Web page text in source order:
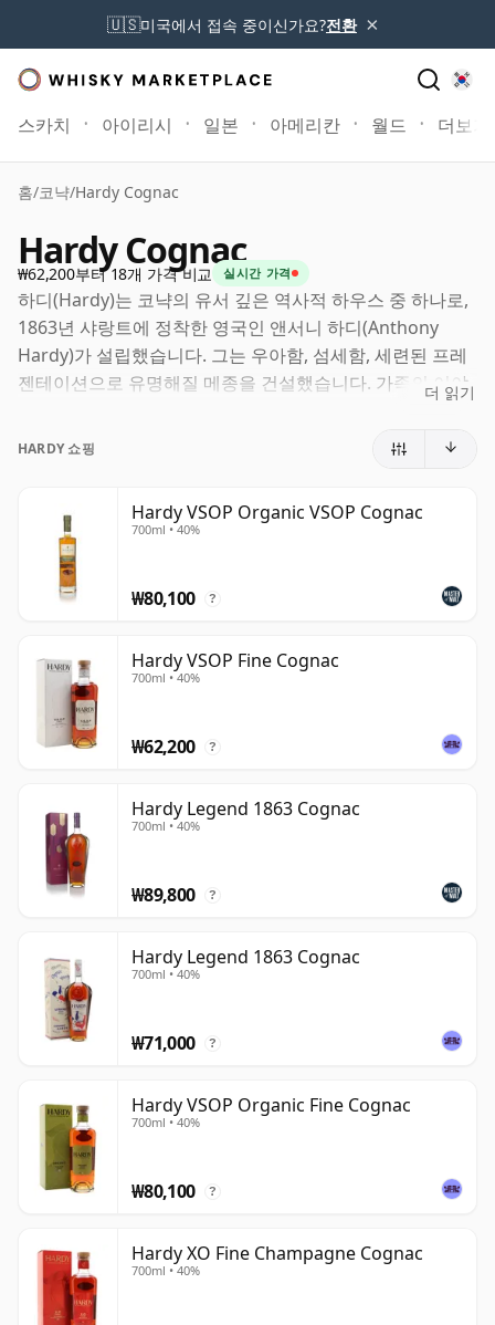
🇺🇸미국에서 접속 중이신가요?전환 ×
스카치 아이리시 일본 아메리칸 월드 더보기
홈/코냑/Hardy Cognac
Hardy Cognac
₩62,200부터 18개 가격 비교 실시간 가격
하디(Hardy)는 코냑의 유서 깊은 역사적 하우스 중 하나로,
1863년 샤랑트에 정착한 영국인 앤서니 하디(Anthony
Hardy)가 설립했습니다. 그는 우아함, 섬세함, 세련된 프레
젠테이션으로 유명해질 메종을 건설했습니다. 가족의 이야
가문의 하우스가 아니라 명확한 스타일적 특징과 럭셔리 카
제품 라인업은 프레스티지 디캔터를 훨씬 넘어서며, VS와
VSOP 같은 클래식 표현들이 더 오래되고 정교한 보틀링과
함께 자리하고 있습니다. 그렇긴 하지만, 하디는 특히 하이
(Perfection) 시리즈와 같은 크리스털로 선보이는 코냑들이
성숙한 스피릿과 장식적 프레젠테이션을 결합하는 하우스
의 명성을 정의하는 데 도움이 되었습니다.
리더십은 여전히 하디 가문과 밀접하게 연결되어 있으며, 베
안 현대적 하우스와 관련되어 있습니다. 전통과 세련미의 균
형을 맞추는 코냑 생산자로서, 유산의 감각을 잃지 않으면서
접근하기 쉬운 블렌드와 더욱 의례적인 럭셔리 보틀링을 모
두 제공합니다.
더 읽기
HARDY 쇼핑
Hardy VSOP Organic VSOP Cognac
700ml • 40%
₩80,100 ?
Hardy VSOP Fine Cognac
700ml • 40%
₩62,200 ?
Hardy Legend 1863 Cognac
700ml • 40%
₩89,800 ?
Hardy Legend 1863 Cognac
700ml • 40%
₩71,000 ?
Hardy VSOP Organic Fine Cognac
700ml • 40%
₩80,100 ?
Hardy XO Fine Champagne Cognac
700ml • 40%